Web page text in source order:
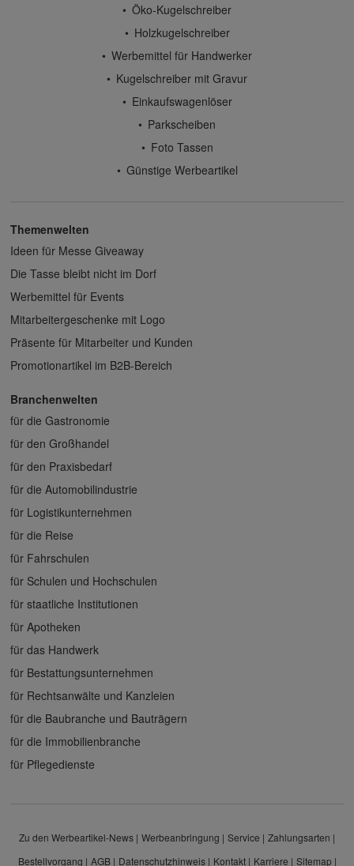
Öko-Kugelschreiber
Holzkugelschreiber
Werbemittel für Handwerker
Kugelschreiber mit Gravur
Einkaufswagenlöser
Parkscheiben
Foto Tassen
Günstige Werbeartikel
Themenwelten
Ideen für Messe Giveaway
Die Tasse bleibt nicht im Dorf
Werbemittel für Events
Mitarbeitergeschenke mit Logo
Präsente für Mitarbeiter und Kunden
Promotionartikel im B2B-Bereich
Branchenwelten
für die Gastronomie
für den Großhandel
für den Praxisbedarf
für die Automobilindustrie
für Logistikunternehmen
für die Reise
für Fahrschulen
für Schulen und Hochschulen
für staatliche Institutionen
für Apotheken
für das Handwerk
für Bestattungsunternehmen
für Rechtsanwälte und Kanzleien
für die Baubranche und Bauträgern
für die Immobilienbranche
für Pflegedienste
Zu den Werbeartikel-News Werbeanbringung Service
Zahlungsarten
Bestellvorgang
AGB Datenschutzhinweis Kontakt Karriere Sitemap